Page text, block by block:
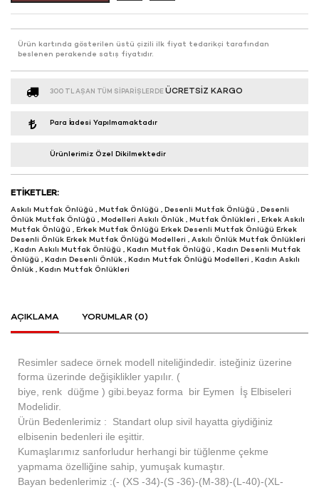
Ürün kartında gösterilen üstü çizili ilk fiyat tedarikçi tarafından
beslenen perakende satış fiyatıdır.
300 TL AŞAN TÜM SIPARIŞLERDEÜCRETSIZ KARGO
Para İadesi Yapılmamaktadır
Ürünlerimiz Özel Dikilmektedir
ETIKETLER:
Askılı Mutfak Önlüğü , Mutfak Önlüğü , Desenli Mutfak Önlüğü , Desenli
Önlük Mutfak Önlüğü , Modelleri Askılı Önlük , Mutfak Önlükleri , Erkek Askılı
Mutfak Önlüğü , Erkek Mutfak Önlüğü Erkek Desenli Mutfak Önlüğü Erkek
Desenli Önlük Erkek Mutfak Önlüğü Modelleri , Askılı Önlük Mutfak Önlükleri
, Kadın Askılı Mutfak Önlüğü , Kadın Mutfak Önlüğü , Kadın Desenli Mutfak
Önlüğü , Kadın Desenli Önlük , Kadın Mutfak Önlüğü Modelleri , Kadın Askılı
Önlük , Kadın Mutfak Önlükleri
AÇIKLAMA YORUMLAR (0)
Resimler sadece örnek modell niteliğindedir. isteğiniz üzerine
forma üzerinde değişiklikler yapılır. (
biye, renk düğme ) gibi.beyaz forma bir Eymen İş Elbiseleri
Modelidir.
Ürün Bedenlerimiz : Standart olup sivil hayatta giydiğiniz
elbisenin bedenleri ile eşittir.
Kumaşlarımız sanforludur herhangi bir tüğlenme çekme
yapmama özelliğine sahip, yumuşak kumaştır.
Bayan bedenlerimiz :(- (XS -34)-(S -36)-(M-38)-(L-40)-(XL-